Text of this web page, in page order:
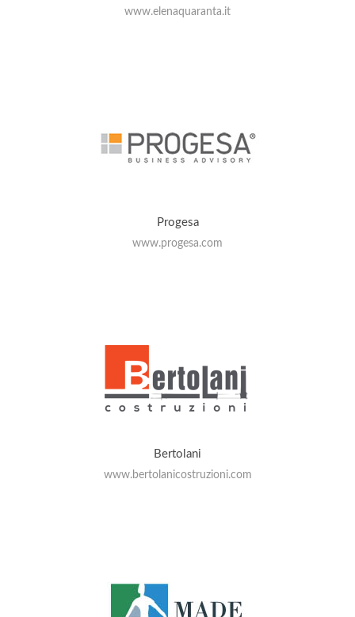
www.elenaquaranta.it
Progesa
www.progesa.com
Bertolani
www.bertolanicostruzioni.com